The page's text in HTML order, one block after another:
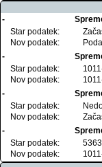
-
Star podatek:
Nov podatek:
-
Star podatek:
Nov podatek:
-
Star podatek:
Nov podatek:
-
Star podatek:
Nov podatek: